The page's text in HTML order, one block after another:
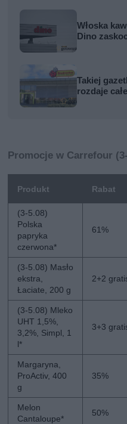
Włoska
Dino
Takiej
rozdaje
Promocje w Carrefour
Produkt Rabat
(3-5.08)
Polska
papryka
czerwona*
61%
(3-5.08) Masło
ekstra,
Łaciate, 200 g
2+2
(3-5.08) Mleko
UHT 1,5%,
3,2%, Simpl, 1
l*
3+3
Margaryna,
ProActiv, 400
g
35%
Melon
Cantaloupe*
50%